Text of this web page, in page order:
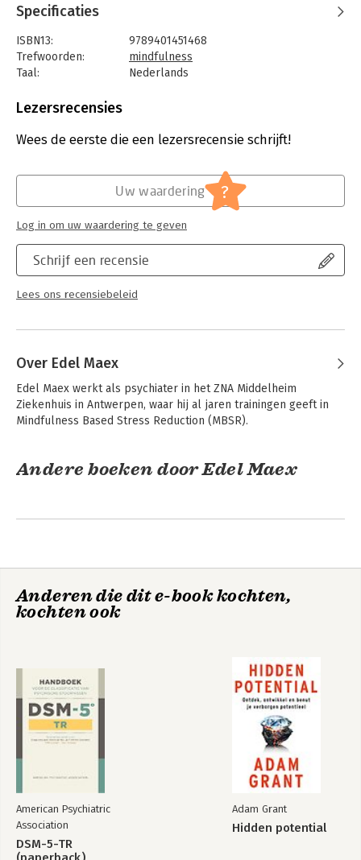
kreeg de naam mindfulness. De eerste jaren moesten we
moeite doen om uit te leggen wat dat was. Toen kwam de hype,
met alle misverstanden en valse verwachtingen van dien. Nu
moeten we vooral moeite doen om uit te leggen wat
mindfulness niet is.'
In dit verfrissende en uitdagende boek keert Edel Maex terug
naar de kern van mindfulness. Stap voor stap onderscheidt hij
zin van onzin, ondersteund door de speelse cartoons van Ardan
Timmer. Een absolute must-read voor iedereen die zin en
essentie ervan wil terugvinden.
Specificaties
ISBN13:
9789401451468
Trefwoorden:
mindfulness
Taal:
Nederlands
Beveiliging:
Aantal pagina's:
32
Verschijningsdatum:
13-3-2018
Hoofdrubriek:
Lezersrecensies
Wees de eerste die een lezersrecensie schrijft!
Schrijf een recensie
Lees ons recensiebeleid
Uw waardering ?
Log in om uw waardering te geven
Over Edel Maex
Edel Maex werkt als psychiater in het ZNA Middelheim
Ziekenhuis in Antwerpen, waar hij al jaren trainingen geeft in
Mindfulness Based Stress Reduction (MBSR).
Andere boeken door Edel Maex
Mindfulness
Bekijk alle boeken
Anderen die dit e-book kochten,
kochten ook
American Psychiatric
Association
DSM-5-TR
Adam Grant
Hidden potential